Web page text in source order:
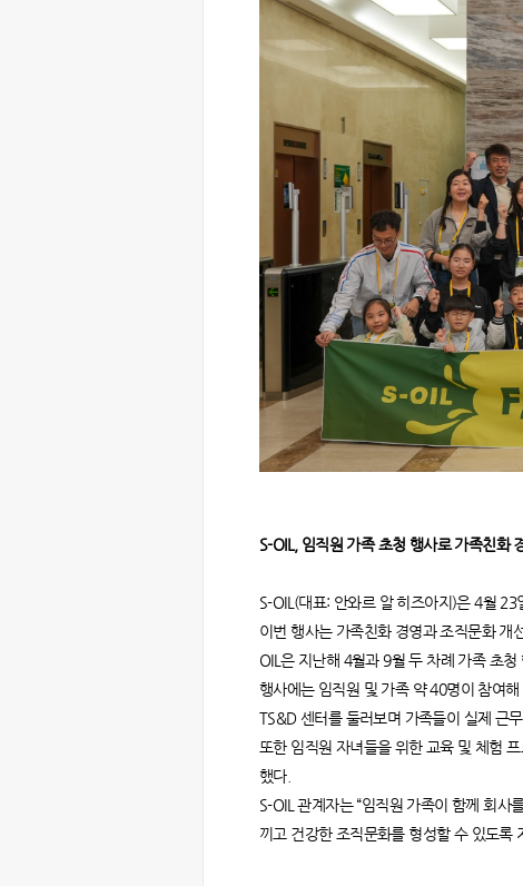
S-OIL, 임직원 가족 초청 행사로 가족친화
S-OIL(대표: 안와르 알 히즈아지)은 4월
이번 행사는 가족친화 경영과 조직문화 개
OIL은 지난해 4월과 9월 두 차례 가족 초
행사에는 임직원 및 가족 약 40명이 참여
TS&D 센터를 둘러보며 가족들이 실제 근
또한 임직원 자녀들을 위한 교육 및 체험
했다.
S-OIL 관계자는 “임직원 가족이 함께 회사
끼고 건강한 조직문화를 형성할 수 있도록